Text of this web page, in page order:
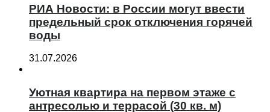
РИА Новости: в России могут ввести
предельный срок отключения горячей
воды
31.07.2026
Уютная квартира на первом этаже с
антресолью и террасой (30 кв. м)